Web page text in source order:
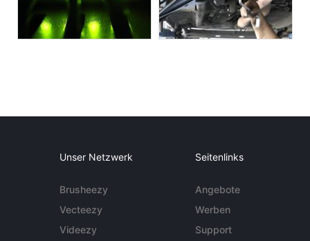
Unser Netzwerk
Brusheezy
Vecteezy
Videezy
Seitenlinks
Angebote
Werben
Support